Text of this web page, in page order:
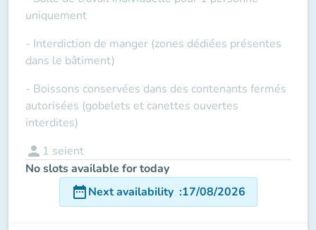
uniquement
- Interdiction de manger (zones dédiées présentes
dans le bâtiment)
- Boissons conservées dans des contenants fermés
autorisées (gobelets et canettes ouvertes
interdites)
person 1 seient
No slots available for today
date_rangeNext availability :17/08/2026